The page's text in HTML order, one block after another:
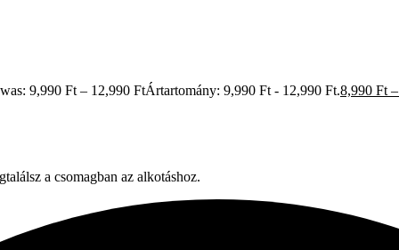
9,990 Ft – 12,990 FtÁrtartomány: 9,990 Ft - 12,990 Ft.8,990 Ft –
a csomagban az alkotáshoz.